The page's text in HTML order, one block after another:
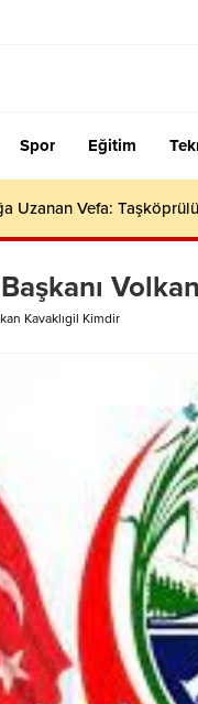
Spor Eğitim
Uzanan Vefa:
Kavaklıgil Kimdir